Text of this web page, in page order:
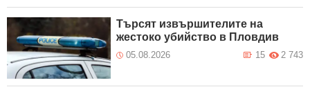
Търсят извършителите на
жестоко убийство в Пловдив
05.08.2026 2 743
15